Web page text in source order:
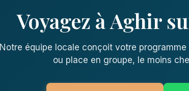
Voyagez à Aghir
Notre équipe locale conçoit votre
ou place en groupe, le moins